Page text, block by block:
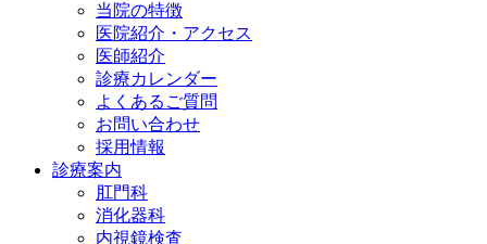
当院の特徴
医院紹介・アクセス
医師紹介
診療カレンダー
よくあるご質問
お問い合わせ
採用情報
診療案内
肛門科
消化器科
内視鏡検査